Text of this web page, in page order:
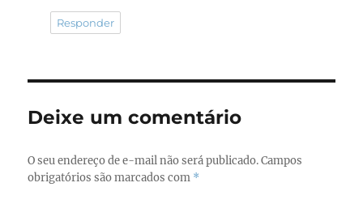
Responder
Deixe um comentário
O seu endereço de e-mail não será publicado. Campos
obrigatórios são marcados com *